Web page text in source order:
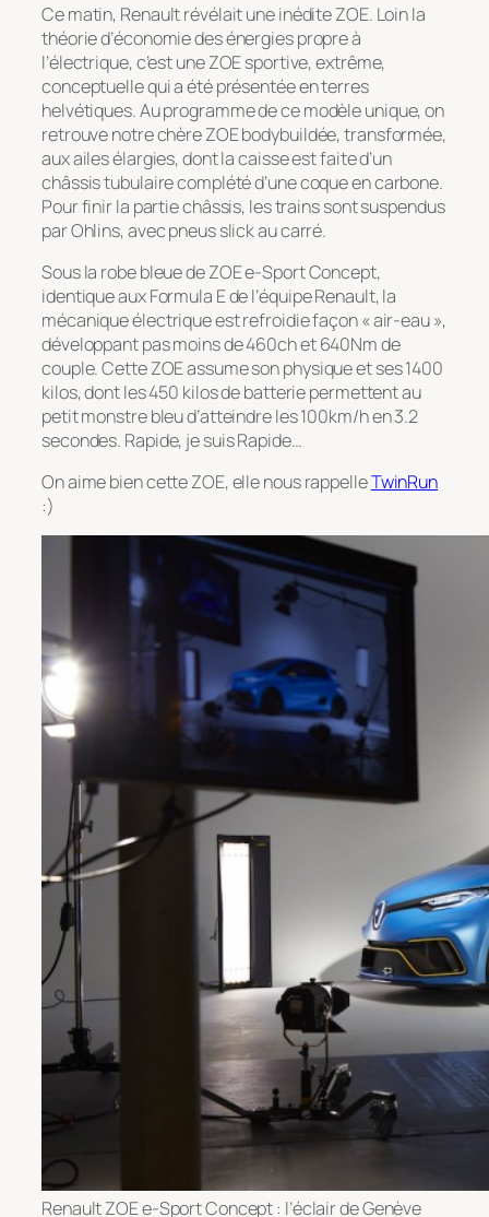
Ce matin, Renault révélait une inédite ZOE. Loin la
théorie d’économie des énergies propre à
l’électrique, c’est une ZOE sportive, extrême,
conceptuelle qui a été présentée en terres
helvétiques. Au programme de ce modèle unique, on
retrouve notre chère ZOE bodybuildée, transformée,
aux ailes élargies, dont la caisse est faite d’un
châssis tubulaire complété d’une coque en carbone.
Pour finir la partie châssis, les trains sont suspendus
par Ohlins, avec pneus slick au carré.
Sous la robe bleue de ZOE e-Sport Concept,
identique aux Formula E de l’équipe Renault, la
mécanique électrique est refroidie façon « air-eau »,
développant pas moins de 460ch et 640Nm de
couple. Cette ZOE assume son physique et ses 1400
kilos, dont les 450 kilos de batterie permettent au
petit monstre bleu d’atteindre les 100km/h en 3.2
secondes. Rapide, je suis Rapide…
On aime bien cette ZOE, elle nous rappelleTwinRun
:)
Renault ZOE e-Sport Concept : l’éclair de Genève